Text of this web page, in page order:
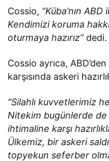
Cossio, “Küba’nın
Kendimizi koruma
oturmaya hazırız”dedi.
Cossio ayrıca,
karşısında askeri
“Silahlı kuvvetlerimiz
Nitekim bugünlerde de
ihtimaline karşı
Ülkemiz, bir askeri
topyekun seferber